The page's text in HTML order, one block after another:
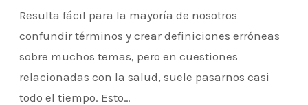
Resulta fácil para la mayoría de nosotros
confundir términos y crear definiciones erróneas
sobre muchos temas, pero en cuestiones
relacionadas con la salud, suele pasarnos casi
todo el tiempo. Esto…